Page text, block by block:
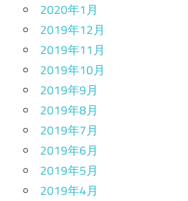
2020年1月
2019年12月
2019年11月
2019年10月
2019年9月
2019年8月
2019年7月
2019年6月
2019年5月
2019年4月